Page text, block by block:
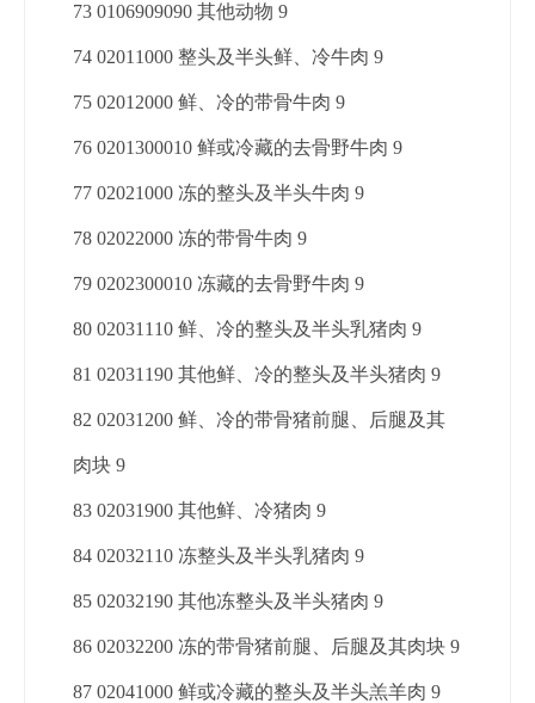
73 0106909090 其他动物 9
74 02011000 整头及半头鲜、冷牛肉 9
75 02012000 鲜、冷的带骨牛肉 9
76 0201300010 鲜或冷藏的去骨野牛肉 9
77 02021000 冻的整头及半头牛肉 9
78 02022000 冻的带骨牛肉 9
79 0202300010 冻藏的去骨野牛肉 9
80 02031110 鲜、冷的整头及半头乳猪肉 9
81 02031190 其他鲜、冷的整头及半头猪肉 9
82 02031200 鲜、冷的带骨猪前腿、后腿及其
肉块 9
83 02031900 其他鲜、冷猪肉 9
84 02032110 冻整头及半头乳猪肉 9
85 02032190 其他冻整头及半头猪肉 9
86 02032200 冻的带骨猪前腿、后腿及其肉块 9
87 02041000 鲜或冷藏的整头及半头羔羊肉 9